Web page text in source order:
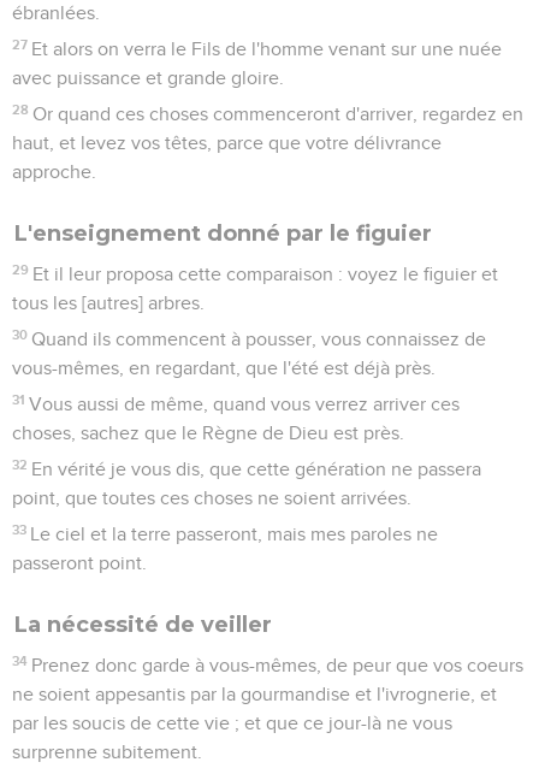
ébranlées.
27 Et alors on verra le Fils de l'homme venant sur une nuée
avec puissance et grande gloire.
28 Or quand ces choses commenceront d'arriver, regardez en
haut, et levez vos têtes, parce que votre délivrance
approche.
L'enseignement donné par le figuier
29 Et il leur proposa cette comparaison : voyez le figuier et
tous les [autres] arbres.
30 Quand ils commencent à pousser, vous connaissez de
vous-mêmes, en regardant, que l'été est déjà près.
31 Vous aussi de même, quand vous verrez arriver ces
choses, sachez que le Règne de Dieu est près.
32 En vérité je vous dis, que cette génération ne passera
point, que toutes ces choses ne soient arrivées.
33 Le ciel et la terre passeront, mais mes paroles ne
passeront point.
La nécessité de veiller
34 Prenez donc garde à vous-mêmes, de peur que vos coeurs
ne soient appesantis par la gourmandise et l'ivrognerie, et
par les soucis de cette vie ; et que ce jour-là ne vous
surprenne subitement.